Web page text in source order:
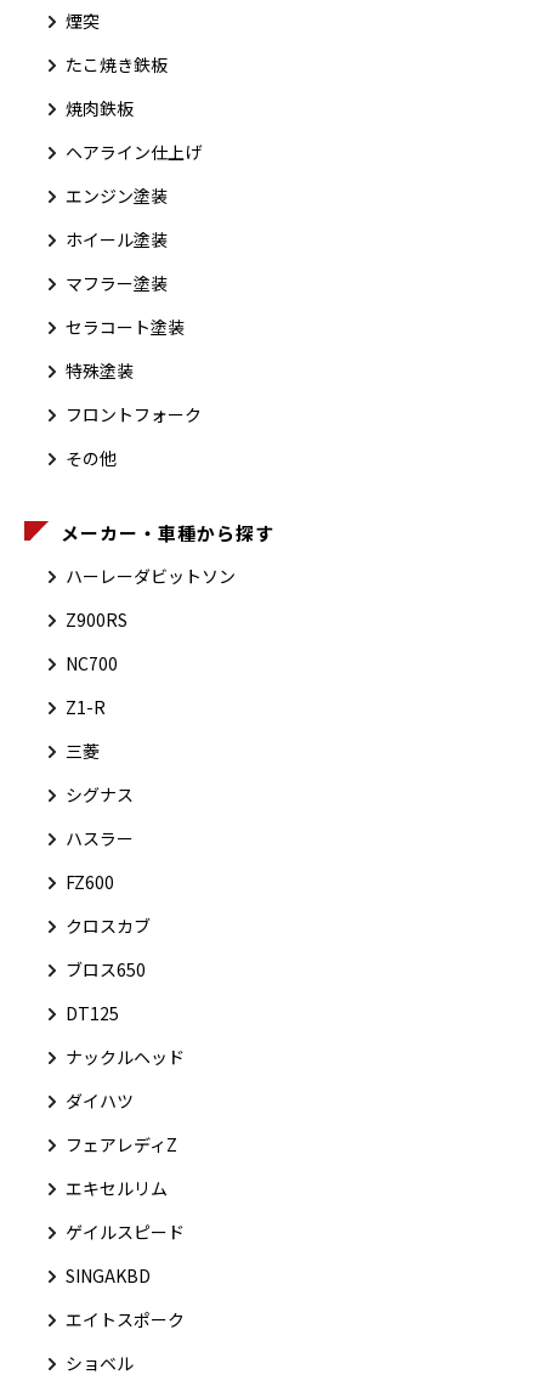
煙突
たこ焼き鉄板
焼肉鉄板
ヘアライン仕上げ
エンジン塗装
ホイール塗装
マフラー塗装
セラコート塗装
特殊塗装
フロントフォーク
その他
メーカー・車種から探す
ハーレーダビットソン
Z900RS
NC700
Z1-R
三菱
シグナス
ハスラー
FZ600
クロスカブ
ブロス650
DT125
ナックルヘッド
ダイハツ
フェアレディZ
エキセルリム
ゲイルスピード
SINGAKBD
エイトスポーク
ショベル